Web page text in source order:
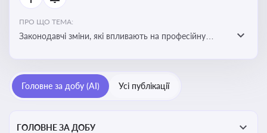
ПРО ЩО ТЕМА:
Законодавчі зміни, які впливають на професійну
Головне за добу (AI) Усі публікації
ГОЛОВНЕ ЗА ДОБУ